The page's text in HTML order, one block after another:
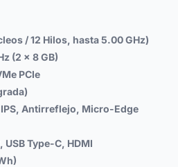
/ 12 Hilos, hasta 5.00 GHz)
(2 x 8 GB)
PCIe
IPS, Antirreflejo, Micro-Edge
Type-C, HDMI